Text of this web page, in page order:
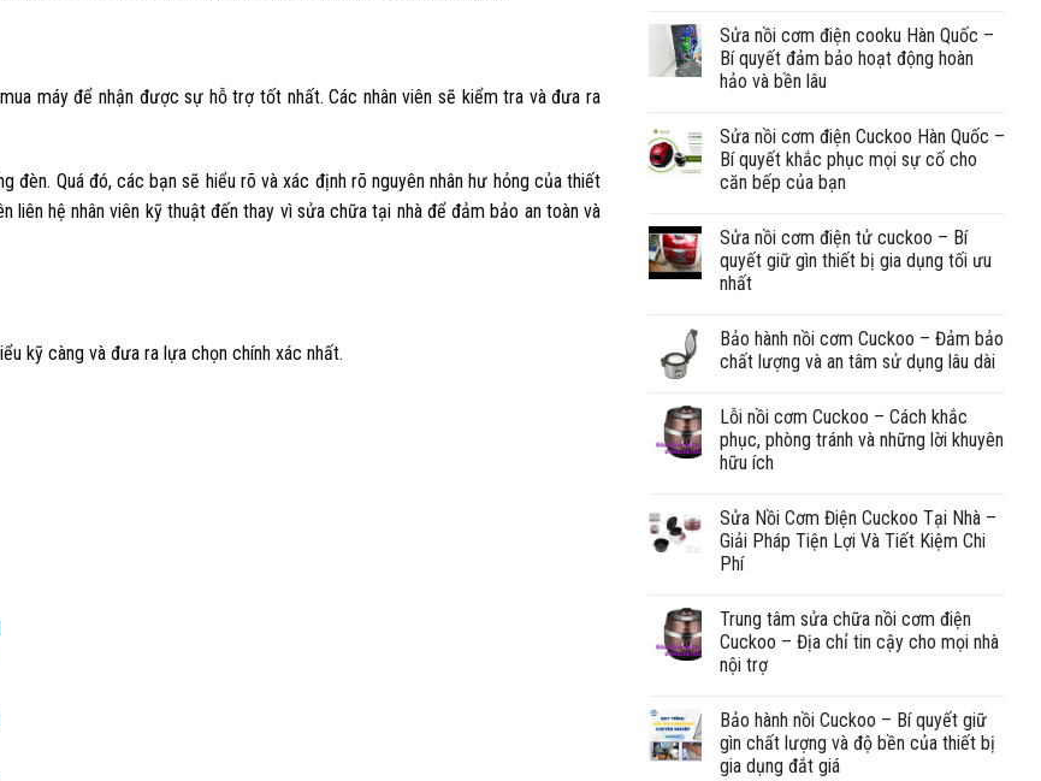
máy để nhận được sự hỗ trợ tốt nhất. Các nhân viên sẽ kiểm tra và đưa ra
đèn. Quá đó, các bạn sẽ hiểu rõ và xác định rõ nguyên nhân hư hỏng của thiết
hệ nhân viên kỹ thuật đến thay vì sửa chữa tại nhà để đảm bảo an toàn và
kỹ càng và đưa ra lựa chọn chính xác nhất.
Sửa nồi cơm điện cooku Hàn Quốc –
Bí quyết đảm bảo hoạt động hoàn
hảo và bền lâu
Sửa nồi cơm điện Cuckoo Hàn Quốc –
Bí quyết khắc phục mọi sự cố cho
căn bếp của bạn
Sửa nồi cơm điện tử cuckoo – Bí
quyết giữ gìn thiết bị gia dụng tối ưu
nhất
Bảo hành nồi cơm Cuckoo – Đảm bảo
chất lượng và an tâm sử dụng lâu dài
Lỗi nồi cơm Cuckoo – Cách khắc
phục, phòng tránh và những lời khuyên
hữu ích
Sửa Nồi Cơm Điện Cuckoo Tại Nhà –
Giải Pháp Tiện Lợi Và Tiết Kiệm Chi
Phí
Trung tâm sửa chữa nồi cơm điện
Cuckoo – Địa chỉ tin cậy cho mọi nhà
nội trợ
Bảo hành nồi Cuckoo – Bí quyết giữ
gìn chất lượng và độ bền của thiết bị
gia dụng đắt giá